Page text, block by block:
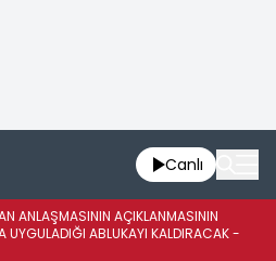
Canlı
ANLAŞMASININ AÇIKLANMASININ
UYGULADIĞI ABLUKAYI KALDIRACAK -